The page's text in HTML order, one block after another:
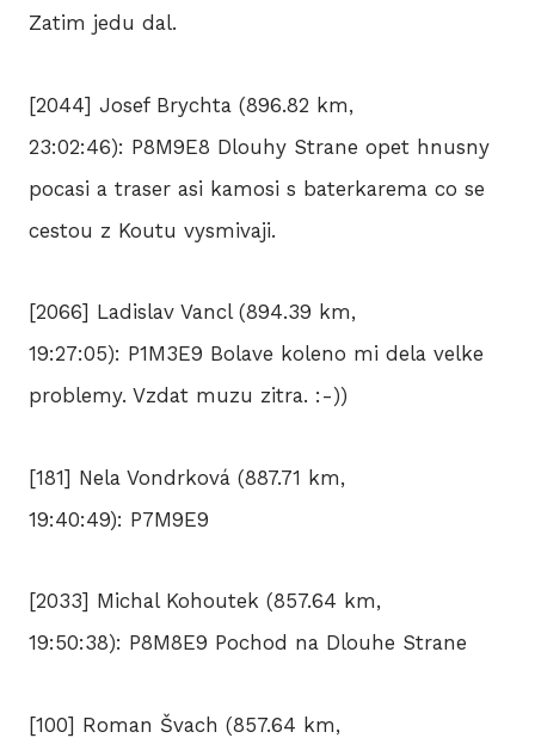
Zatim jedu dal.
[2044] Josef Brychta (896.82 km,
23:02:46): P8M9E8 Dlouhy Strane opet hnusny
pocasi a traser asi kamosi s baterkarema co se
cestou z Koutu vysmivaji.
[2066] Ladislav Vancl (894.39 km,
19:27:05): P1M3E9 Bolave koleno mi dela velke
problemy. Vzdat muzu zitra. :-))
[181] Nela Vondrková (887.71 km,
19:40:49): P7M9E9
[2033] Michal Kohoutek (857.64 km,
19:50:38): P8M8E9 Pochod na Dlouhe Strane
[100] Roman Švach (857.64 km,